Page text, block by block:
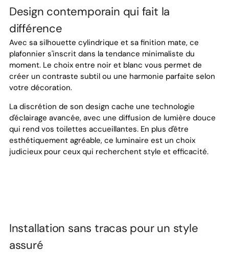
Design contemporain qui fait la
différence
Avec sa silhouette cylindrique et sa finition mate, ce
plafonnier s'inscrit dans la tendance minimaliste du
moment. Le choix entre noir et blanc vous permet de
créer un contraste subtil ou une harmonie parfaite selon
votre décoration.
La discrétion de son design cache une technologie
d'éclairage avancée, avec une diffusion de lumière douce
qui rend vos toilettes accueillantes. En plus d'être
esthétiquement agréable, ce luminaire est un choix
judicieux pour ceux qui recherchent style et efficacité.
Installation sans tracas pour un style
assuré